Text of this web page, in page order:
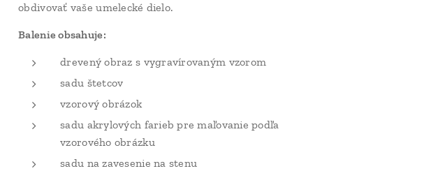
obdivovať vaše umelecké dielo.
Balenie obsahuje:
drevený obraz s vygravírovaným vzorom
sadu štetcov
vzorový obrázok
sadu akrylových farieb pre maľovanie podľa
vzorového obrázku
sadu na zavesenie na stenu